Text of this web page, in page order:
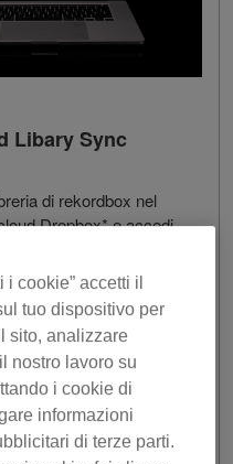
Libary Sync
di rekordbox nel
Dropbox* e accedi
sincronizzati all’istante
a tua disposizione per
i cookie” accetti il
tuo dispositivo per
sito, analizzare
nostro lavoro su
i cookie di
informazioni
di terze parti.